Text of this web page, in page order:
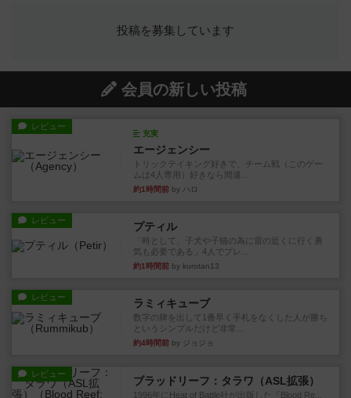
投稿を募集しています
会員の新しい投稿
レビュー
充実
エージェンシー
トリックテイキング好きで、チーム戦（このゲー
ムは4人専用）好きなら間違...
約1時間前 by ハロ
レビュー プティル
「時として、子犬や子猫の為に雷の近くに行く勇
気も必要である」4人でプレ...
約1時間前 by kurotan13
レビュー ラミィキューブ
数字の牌を出して1番早く手札をなくした人が勝ち
というシンプルだけど非常...
約4時間前 by ジョジョ
レビュー
ブラッドリーフ：タラワ（ASL拡張）
1996年にHeat of Battle社が出版した『Blood Re...